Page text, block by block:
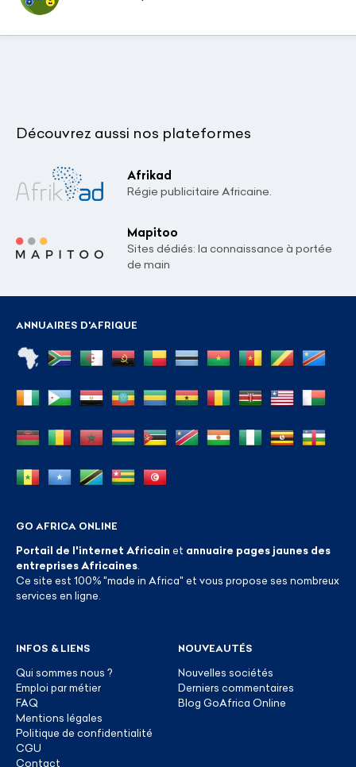
Découvrez aussi nos plateformes
Afrikad
Régie publicitaire Africaine.
Mapitoo
Sites dédiés: la connaissance à portée
de main
ANNUAIRES D'AFRIQUE
GO AFRICA ONLINE
Portail de l'internet Africain et annuaire pages jaunes des
entreprises Africaines
Ce site est 100% "made in Africa" et vous propose ses nombreux
services en ligne.
INFOS & LIENS
Qui sommes nous ?
Emploi par métier
FAQ
Mentions légales
Politique de confidentialité
CGU
Contact
NOUVEAUTÉS
Nouvelles sociétés
Derniers commentaires
Blog GoAfrica Online